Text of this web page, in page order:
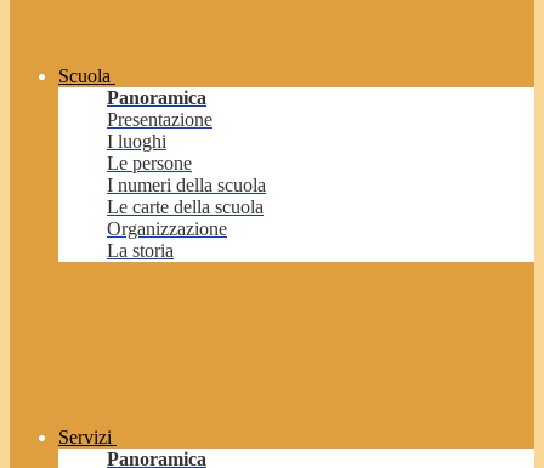
Scuola
Panoramica
Presentazione
I luoghi
Le persone
I numeri della scuola
Le carte della scuola
Organizzazione
La storia
Servizi
Panoramica